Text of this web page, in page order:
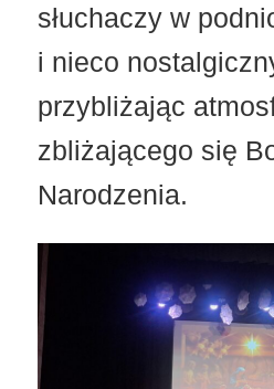
słuchaczy w
i nieco
przybliżając
zbliżającego się
Narodzenia.